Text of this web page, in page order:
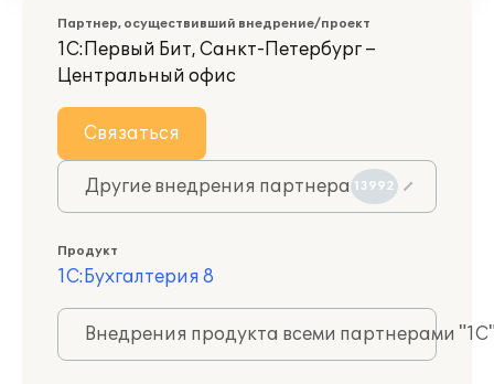
Партнер, осуществивший внедрение/проект
1С:Первый Бит, Санкт-Петербург –
Центральный офис
Связаться
Другие внедрения партнера 13992
Продукт
1С:Бухгалтерия 8
Внедрения продукта всеми партнерами